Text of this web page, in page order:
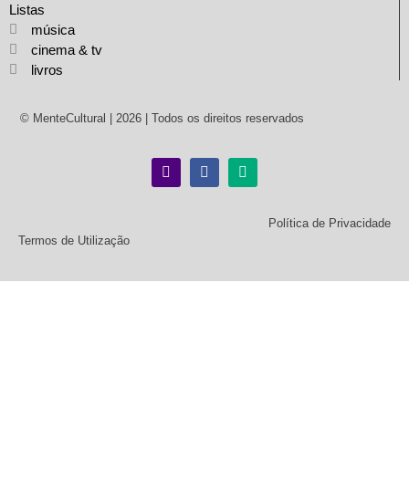
Listas
música
cinema & tv
livros
© MenteCultural | 2026 | Todos os direitos reservados
Política de Privacidade
Termos de Utilização